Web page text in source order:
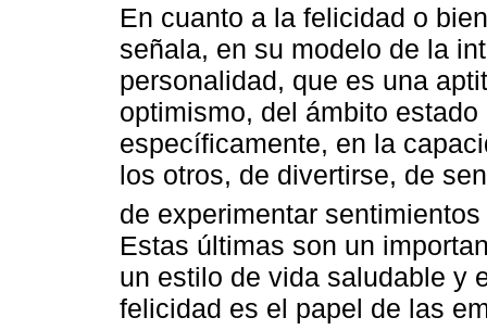
En cuanto a la felicidad o
señala, en su modelo de la
personalidad, que es una
optimismo, del ámbito
específicamente, en la
los otros, de divertirse, de
de experimentar
Estas últimas son un
un estilo de vida saludable y
felicidad es el papel de las